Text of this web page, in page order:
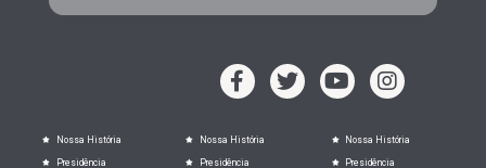
Nossa História
Presidência
Nossa História
Presidência
Nossa História
Presidência